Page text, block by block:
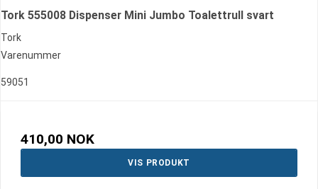
Tork 555008 Dispenser Mini Jumbo Toalettrull svart
Tork
Varenummer
59051
410,00 NOK
VIS PRODUKT